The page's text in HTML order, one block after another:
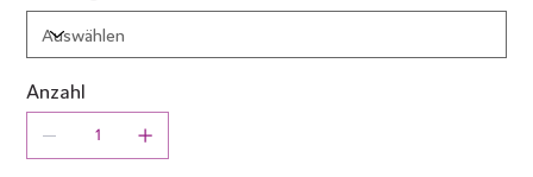
Anzahl